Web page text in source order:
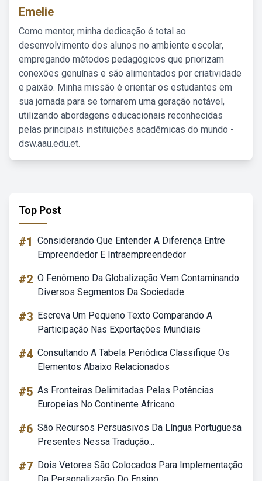
Emelie
Como mentor, minha dedicação é total ao
desenvolvimento dos alunos no ambiente escolar,
empregando métodos pedagógicos que priorizam
conexões genuínas e são alimentados por criatividade
e paixão. Minha missão é orientar os estudantes em
sua jornada para se tornarem uma geração notável,
utilizando abordagens educacionais reconhecidas
pelas principais instituições acadêmicas do mundo -
dsw.aau.edu.et.
Top Post
#1 Considerando Que Entender A Diferença Entre
Empreendedor E Intraempreendedor
#2 O Fenômeno Da Globalização Vem Contaminando
Diversos Segmentos Da Sociedade
#3 Escreva Um Pequeno Texto Comparando A
Participação Nas Exportações Mundiais
#4 Consultando A Tabela Periódica Classifique Os
Elementos Abaixo Relacionados
#5 As Fronteiras Delimitadas Pelas Potências
Europeias No Continente Africano
#6 São Recursos Persuasivos Da Língua Portuguesa
Presentes Nessa Tradução...
#7 Dois Vetores São Colocados Para Implementação